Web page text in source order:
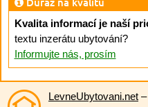
Kvalita informací je naší
textu inzerátu ubytování?
Informujte nás, prosím
LevneUbytovani.net